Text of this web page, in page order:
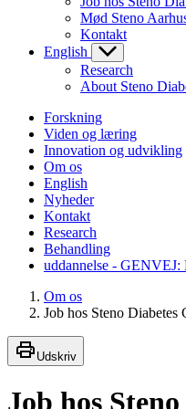
Mød Steno
Kontakt
English
Research
About Steno
Forskning
Viden og læring
Innovation og udvikling
Om os
English
Nyheder
Kontakt
Research
Behandling
uddannelse -
Om os
Job hos Steno Diabetes
Udskriv
Job hos